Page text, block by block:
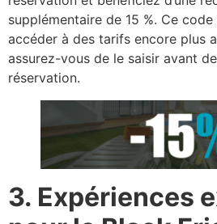
supplémentaire de 15 %. Ce
accéder à des tarifs encore plus
assurez-vous de le saisir avant
réservation.
3. Expériences